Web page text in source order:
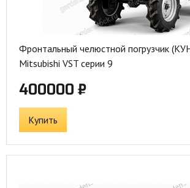
Фронтальный челюстной погрузчик
Mitsubishi VST серии 9
400000 ₽
Купить